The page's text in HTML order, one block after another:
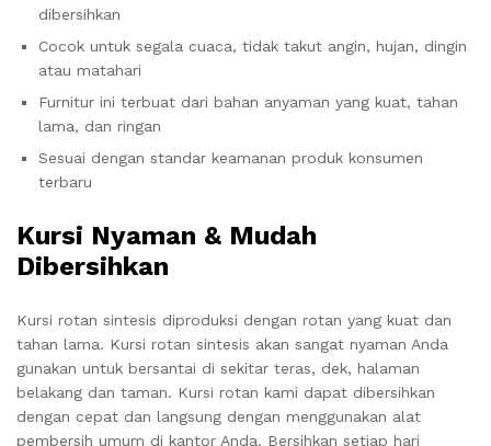
dibersihkan
Cocok untuk segala cuaca, tidak takut angin, hujan, dingin
atau matahari
Furnitur ini terbuat dari bahan anyaman yang kuat, tahan
lama, dan ringan
Sesuai dengan standar keamanan produk konsumen
terbaru
Kursi Nyaman & Mudah
Dibersihkan
Kursi rotan sintesis diproduksi dengan rotan yang kuat dan
tahan lama. Kursi rotan sintesis akan sangat nyaman Anda
gunakan untuk bersantai di sekitar teras, dek, halaman
belakang dan taman. Kursi rotan kami dapat dibersihkan
dengan cepat dan langsung dengan menggunakan alat
pembersih umum di kantor Anda. Bersihkan setiap hari